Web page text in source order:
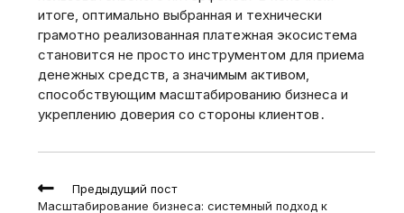
итоге, оптимально выбранная и технически
грамотно реализованная платежная экосистема
становится не просто инструментом для приема
денежных средств, а значимым активом,
способствующим масштабированию бизнеса и
укреплению доверия со стороны клиентов․
Read
more
Предыдущий пост
Масштабирование бизнеса: системный подход к